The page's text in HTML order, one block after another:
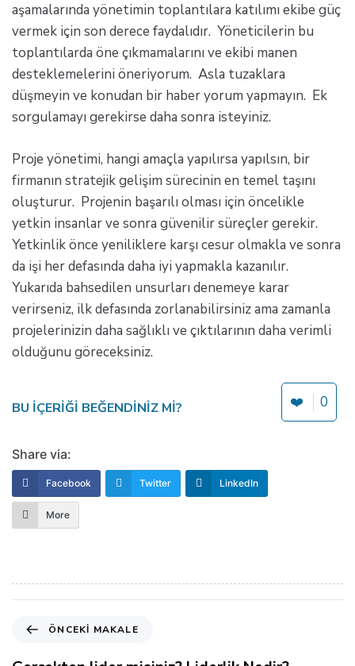
aşamalarında yönetimin toplantılara katılımı ekibe güç
vermek için son derece faydalıdır. Yöneticilerin bu
toplantılarda öne çıkmamalarını ve ekibi manen
desteklemelerini öneriyorum. Asla tuzaklara
düşmeyin ve konudan bir haber yorum yapmayın. Ek
sorgulamayı gerekirse daha sonra isteyiniz.
Proje yönetimi, hangi amaçla yapılırsa yapılsın, bir
firmanın stratejik gelişim sürecinin en temel taşını
oluşturur. Projenin başarılı olması için öncelikle
yetkin insanlar ve sonra güvenilir süreçler gerekir.
Yetkinlik önce yeniliklere karşı cesur olmakla ve sonra
da işi her defasında daha iyi yapmakla kazanılır.
Yukarıda bahsedilen unsurları denemeye karar
verirseniz, ilk defasında zorlanabilirsiniz ama zamanla
projelerinizin daha sağlıklı ve çıktılarının daha verimli
olduğunu göreceksiniz.
BU IÇERIĞI BEĞENDINIZ MI? ❤️ 0
Share via:
Facebook Twitter LinkedIn
More
c
ÖNCEKI MAKALE